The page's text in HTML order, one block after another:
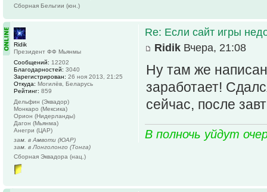
Сборная Бельгии (юн.)
Re: Если сайт игры
Ridik Вчера, 21:08
Ну там же
заработает!
сейчас, после
В полночь уйдут
Ridik
Президент ФФ Мьянмы
Сообщений: 12202
Благодарностей: 3040
Зарегистрирован: 26 ноя 2013, 21:25
Откуда: Могилёв, Беларусь
Рейтинг: 859
Дельфин (Эквадор)
Монкаро (Мексика)
Орион (Нидерланды)
Дагон (Мьянма)
Анегри (ЦАР)
зам. в Амвоти (ЮАР)
зам. в Лонголонго (Тонга)
Сборная Эквадора (нац.)